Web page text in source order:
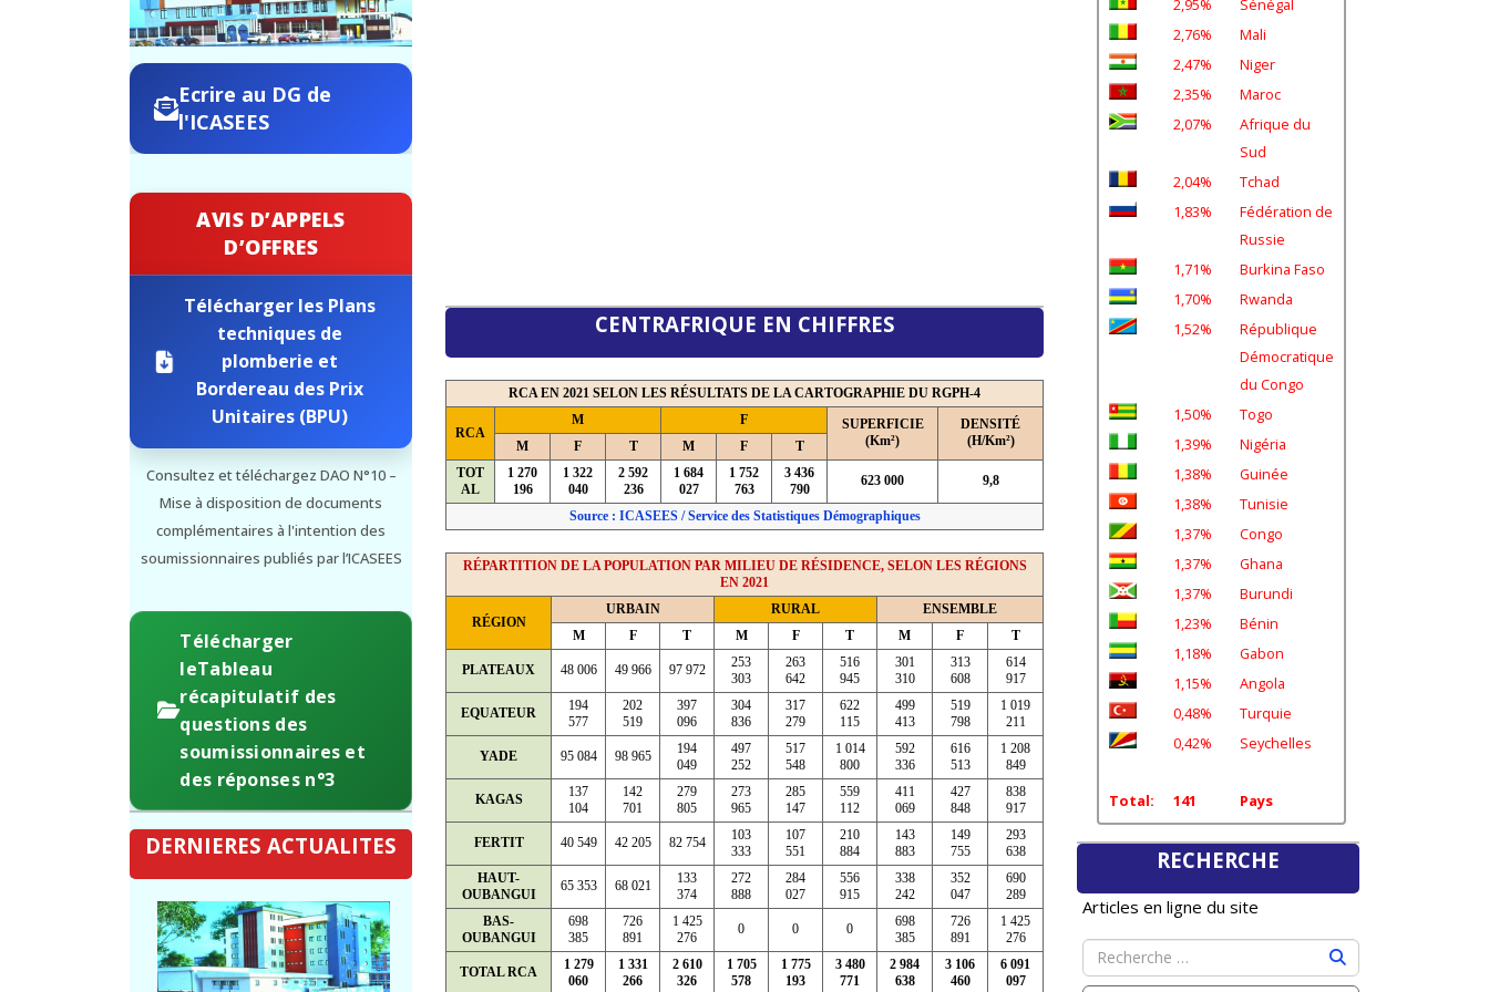
Ecrire au DG de
l'ICASEES
AVIS D’APPELS
D’OFFRES
Télécharger les Plans
techniques de
plomberie et
Bordereau des Prix
Unitaires (BPU)
Consultez et téléchargez DAO N°10 –
Mise à disposition de documents
complémentaires à l'intention des
soumissionnaires publiés par l’ICASEES
Télécharger
leTableau
récapitulatif des
questions des
soumissionnaires et
des réponses n°3
DERNIERES ACTUALITES
CENTRAFRIQUE EN CHIFFRES
RCA EN 2021 SELON LES RÉSULTATS DE LA CARTOGRAPHIE DU RGPH-4
RCA
M F
SUPERFICIE
(Km²)
DENSITÉ
(H/Km²)
M F T M F
T
TOT
AL
1 270
196
1 322
040
2 592
236
1 684
027
1 752
763
3 436
790
623 000 9,8
Source : ICASEES / Service des Statistiques Démographiques
RÉPARTITION DE LA POPULATION PAR MILIEU DE RÉSIDENCE, SELON LES RÉGIONS
EN 2021
RÉGION
URBAIN RURAL
ENSEMBLE
M
F T M F T M F T
PLATEAUX 48 006 49 966 97 972
253
303
263
642
516
945
301
310
313
608
614
917
EQUATEUR
194
577
202
519
397
096
304
836
317
279
622
115
499
413
519
798
1 019
211
YADE 95 084 98 965
194
049
497
252
517
548
1 014
800
592
336
616
513
1 208
849
KAGAS
137
104
142
701
279
805
273
965
285
147
559
112
411
069
427
848
838
917
FERTIT 40 549 42 205 82 754
103
333
107
551
210
884
143
883
149
755
293
638
HAUT-
OUBANGUI
65 353 68 021
133
374
272
888
284
027
556
915
338
242
352
047
690
289
BAS-
OUBANGUI
698
385
726
891
1 425
276
0 0 0
698
385
726
891
1 425
276
TOTAL RCA
1 279
060
1 331
266
2 610
326
1 705
578
1 775
193
3 480
771
2 984
638
3 106
460
6 091
097
2,95%
Sénégal
2,76%
Mali
2,47%
Niger
2,35%
Maroc
2,07%
Afrique du
Sud
2,04%
Tchad
1,83%
Fédération de
Russie
1,71%
Burkina Faso
1,70%
Rwanda
1,52%
République
Démocratique
du Congo
1,50%
Togo
1,39%
Nigéria
1,38%
Guinée
1,38%
Tunisie
1,37%
Congo
1,37%
Ghana
1,37%
Burundi
1,23%
Bénin
1,18%
Gabon
1,15%
Angola
0,48%
Turquie
0,42%
Seychelles
Total: 141 Pays
RECHERCHE
Articles en ligne du site